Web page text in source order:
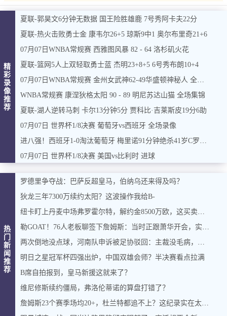
精
彩
录
像
推
荐
夏联-郭昊文6分钟无数据 国王险胜雄鹿 7号秀阿卡夫22分
夏联-热火击败勇士金 康韦尔26+5 琼斯9中1 奥尔布里奇21+6
07月07日WNBA常规赛 西雅图风暴 82 - 64 洛杉矶火花
夏联-篮网5人上双轻取勇士蓝 杰明23+8+5 6号秀布朗10+4
07月07日WNBA常规赛 金州女武神62-49华盛顿神秘人 全场集锦
WNBA常规赛 康涅狄格太阳 90 - 89 明尼苏达山猫 全场集锦
夏联-湖人逆转马刺 卡尔13分钟5分 贾科比·吉莱斯皮19分6助
07月07日 世界杯1/8决赛 葡萄牙vs西班牙 全场录像
进八强！西班牙1-0淘汰葡萄牙 梅里诺91分钟绝杀41岁C罗最后一舞
07月07日 世界杯1/8决赛 美国vs比利时 进球
热
门
新
闻
推
荐
罗德里争夺战：巴萨反超皇马，伯纳乌还来得及吗？
狄龙三年7300万续约太阳？这波操作我给B-
纽卡盯上丹麦中场弗罗霍尔特，解约金8500万欧，这买卖能成吗？
勒GOAT！76人老板聊签下詹姆斯：当时正跟萧华开会，实在憋不住，直接打断走人
两次倒地没点球，河南队申诉被足协驳回：主裁没毛病，英博没占便宜
明日之星冠军杯四强出炉，中国双雄会师？半决赛看点拉满
B席自拍报到，皇马新援这就来了？
维尼修斯续约僵局，弗洛伦蒂诺的算盘打错了？
詹姆斯23个赛季场均20+，杜兰特都追不上？这纪录实在太硬了